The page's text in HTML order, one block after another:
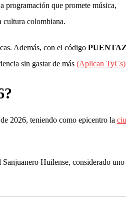
programación que promete música,
cultura colombiana.
Además, con el código
sin gastar de más (Aplican TyCs)
2026, teniendo como epicentro la
Huilense, considerado uno